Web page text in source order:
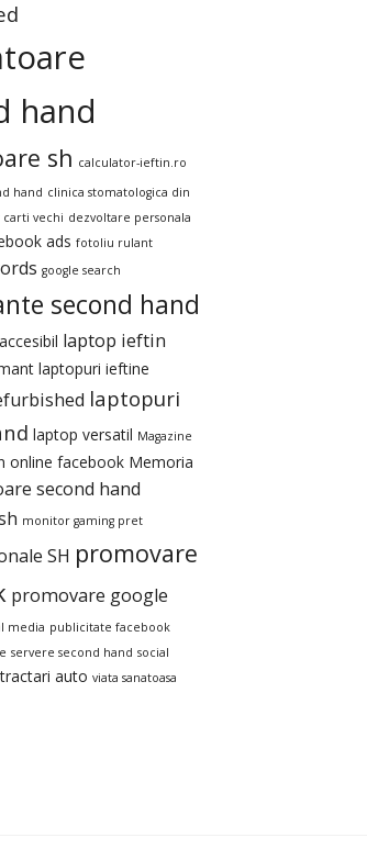
hand
sh calculator-ieftin.ro
hand clinica stomatologica din
vechi dezvoltare personala
ads fotoliu rulant
google search
second hand
laptop ieftin
laptopuri ieftine
laptopuri
laptop versatil Magazine
online facebook Memoria
second hand
monitor gaming pret
SH promovare
promovare google
media publicitate facebook
servere second hand social
tractari auto viata sanatoasa